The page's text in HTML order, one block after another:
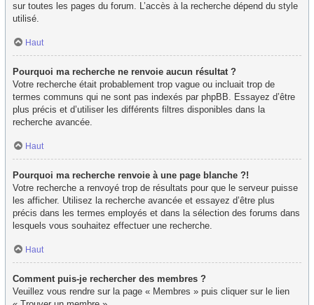
sur toutes les pages du forum. L’accès à la recherche dépend du style
utilisé.
Haut
Pourquoi ma recherche ne renvoie aucun résultat ?
Votre recherche était probablement trop vague ou incluait trop de
termes communs qui ne sont pas indexés par phpBB. Essayez d’être
plus précis et d’utiliser les différents filtres disponibles dans la
recherche avancée.
Haut
Pourquoi ma recherche renvoie à une page blanche ?!
Votre recherche a renvoyé trop de résultats pour que le serveur puisse
les afficher. Utilisez la recherche avancée et essayez d’être plus
précis dans les termes employés et dans la sélection des forums dans
lesquels vous souhaitez effectuer une recherche.
Haut
Comment puis-je rechercher des membres ?
Veuillez vous rendre sur la page « Membres » puis cliquer sur le lien